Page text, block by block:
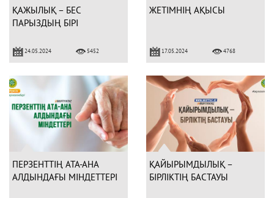
ҚАЖЫЛЫҚ – БЕС
ПАРЫЗДЫҢ БІРІ
24.05.2024 5452
ЖЕТІМНІҢ АҚЫСЫ
17.05.2024 4768
ПЕРЗЕНТТІҢ АТА-АНА
АЛДЫНДАҒЫ МІНДЕТТЕРІ
ҚАЙЫРЫМДЫЛЫҚ –
БІРЛІКТІҢ БАСТАУЫ